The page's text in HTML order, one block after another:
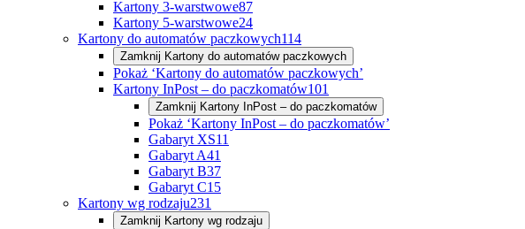
Kartony 3-warstwowe87
Kartony 5-warstwowe24
Kartony do automatów paczkowych114
Zamknij Kartony do automatów paczkowych
Pokaż ‘Kartony do automatów paczkowych’
Kartony InPost – do paczkomatów101
Zamknij Kartony InPost – do paczkomatów
Pokaż ‘Kartony InPost – do paczkomatów’
Gabaryt XS11
Gabaryt A41
Gabaryt B37
Gabaryt C15
Kartony wg rodzaju231
Zamknij Kartony wg rodzaju